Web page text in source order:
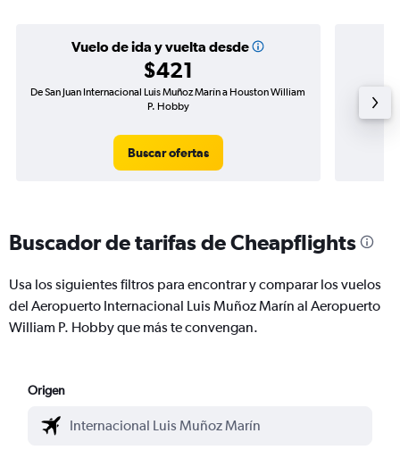
Vuelo de ida y vuelta desde
$421
De San Juan Internacional Luis Muñoz Marín a Houston William
P. Hobby
Buscar ofertas
Buscador de tarifas de Cheapflights
Usa los siguientes filtros para encontrar y comparar los vuelos
del Aeropuerto Internacional Luis Muñoz Marín al Aeropuerto
William P. Hobby que más te convengan.
Origen